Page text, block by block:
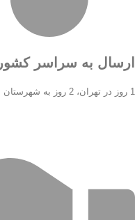
ارسال به سراسر کشور
1 روز در تهران، 2 روز به شهرستان